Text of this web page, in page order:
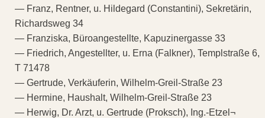
— Franz, Rentner, u. Hildegard (Constantini), Sekretärin,
Richardsweg 34
— Franziska, Büroangestellte, Kapuzinergasse 33
— Friedrich, Angestellter, u. Erna (Falkner), Templstraße 6,
T 71478
— Gertrude, Verkäuferin, Wilhelm-Greil-Straße 23
— Hermine, Haushalt, Wilhelm-Greil-Straße 23
— Herwig, Dr. Arzt, u. Gertrude (Proksch), Ing.-Etzel¬